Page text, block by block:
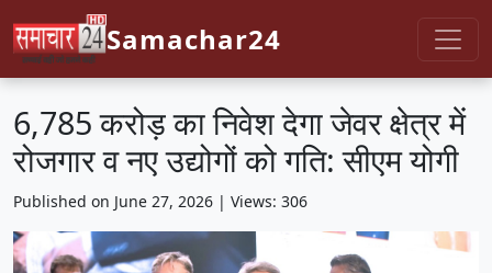
Samachar24
6,785 करोड़ का निवेश देगा जेवर क्षेत्र में
रोजगार व नए उद्योगों को गति: सीएम योगी
Published on June 27, 2026 | Views: 306